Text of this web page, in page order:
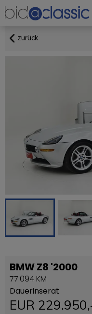
zurück
BMW Z8 '2000
77.094 KM
Dauerinserat
EUR 229.950